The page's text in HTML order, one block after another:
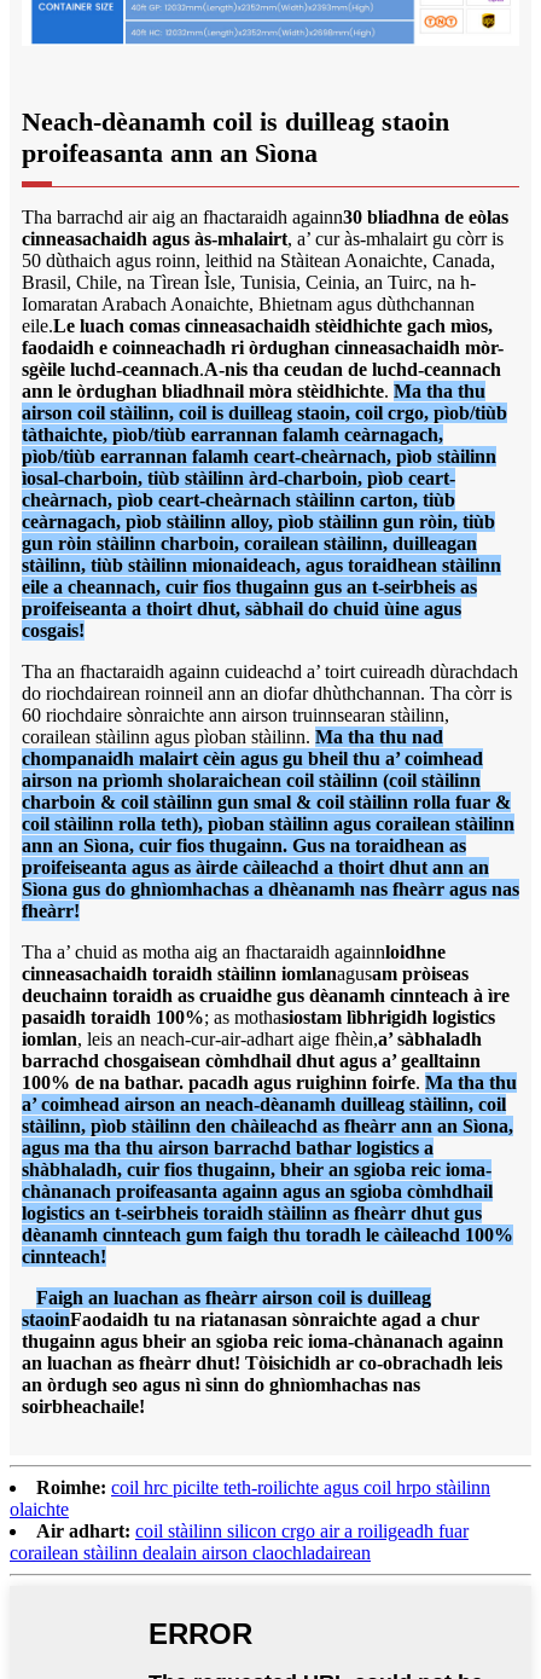
Neach-dèanamh coil is duilleag staoin
proifeasanta ann an Sìona
Tha barrachd air aig an fhactaraidh againn30 bliadhna de eòlas
cinneasachaidh agus às-mhalairt, a’ cur às-mhalairt gu còrr is
50 dùthaich agus roinn, leithid na Stàitean Aonaichte, Canada,
Brasil, Chile, na Tìrean Ìsle, Tunisia, Ceinia, an Tuirc, na h-
Iomaratan Arabach Aonaichte, Bhietnam agus dùthchannan
eile.Le luach comas cinneasachaidh stèidhichte gach mìos,
faodaidh e coinneachadh ri òrdughan cinneasachaidh mòr-
sgèile luchd-ceannach.A-nis tha ceudan de luchd-ceannach
ann le òrdughan bliadhnail mòra stèidhichte. Ma tha thu
airson coil stàilinn, coil is duilleag staoin, coil crgo, pìob/tiùb
tàthaichte, pìob/tiùb earrannan falamh ceàrnagach,
pìob/tiùb earrannan falamh ceart-cheàrnach, pìob stàilinn
ìosal-charboin, tiùb stàilinn àrd-charboin, pìob ceart-
cheàrnach, pìob ceart-cheàrnach stàilinn carton, tiùb
ceàrnagach, pìob stàilinn alloy, pìob stàilinn gun ròin, tiùb
gun ròin stàilinn charboin, corailean stàilinn, duilleagan
stàilinn, tiùb stàilinn mionaideach, agus toraidhean stàilinn
eile a cheannach, cuir fios thugainn gus an t-seirbheis as
proifeiseanta a thoirt dhut, sàbhail do chuid ùine agus
cosgais!
Tha an fhactaraidh againn cuideachd a’ toirt cuireadh dùrachdach
do riochdairean roinneil ann an diofar dhùthchannan. Tha còrr is
60 riochdaire sònraichte ann airson truinnsearan stàilinn,
corailean stàilinn agus pìoban stàilinn. Ma tha thu nad
chompanaidh malairt cèin agus gu bheil thu a’ coimhead
airson na prìomh sholaraichean coil stàilinn (coil stàilinn
charboin & coil stàilinn gun smal & coil stàilinn rolla fuar &
coil stàilinn rolla teth), pìoban stàilinn agus corailean stàilinn
ann an Sìona, cuir fios thugainn. Gus na toraidhean as
proifeiseanta agus as àirde càileachd a thoirt dhut ann an
Sìona gus do ghnìomhachas a dhèanamh nas fheàrr agus nas
fheàrr!
Tha a’ chuid as motha aig an fhactaraidh againnloidhne
cinneasachaidh toraidh stàilinn iomlanagusam pròiseas
deuchainn toraidh as cruaidhe gus dèanamh cinnteach à ìre
pasaidh toraidh 100%; as mothasiostam lìbhrigidh logistics
iomlan, leis an neach-cur-air-adhart aige fhèin,a’ sàbhaladh
barrachd chosgaisean còmhdhail dhut agus a’ gealltainn
100% de na bathar. pacadh agus ruighinn foirfe. Ma tha thu
a’ coimhead airson an neach-dèanamh duilleag stàilinn, coil
stàilinn, pìob stàilinn den chàileachd as fheàrr ann an Sìona,
agus ma tha thu airson barrachd bathar logistics a
shàbhaladh, cuir fios thugainn, bheir an sgioba reic ioma-
chànanach proifeasanta againn agus an sgioba còmhdhail
logistics an t-seirbheis toraidh stàilinn as fheàrr dhut gus
dèanamh cinnteach gum faigh thu toradh le càileachd 100%
cinnteach!
Faigh an luachan as fheàrr airson coil is duilleag
staoinFaodaidh tu na riatanasan sònraichte agad a chur
thugainn agus bheir an sgioba reic ioma-chànanach againn
an luachan as fheàrr dhut! Tòisichidh ar co-obrachadh leis
an òrdugh seo agus nì sinn do ghnìomhachas nas
soirbheachaile!
Roimhe: coil hrc picilte teth-roilichte agus coil hrpo stàilinn
olaichte
Air adhart: coil stàilinn silicon crgo air a roiligeadh fuar
corailean stàilinn dealain airson claochladairean